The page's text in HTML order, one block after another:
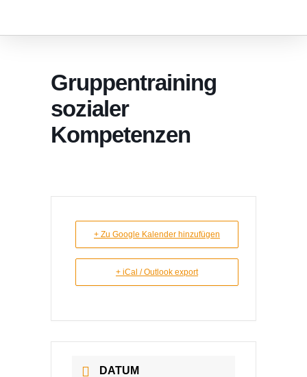
Gruppentraining
sozialer
Kompetenzen
+ Zu Google Kalender hinzufügen
+ iCal / Outlook export
DATUM